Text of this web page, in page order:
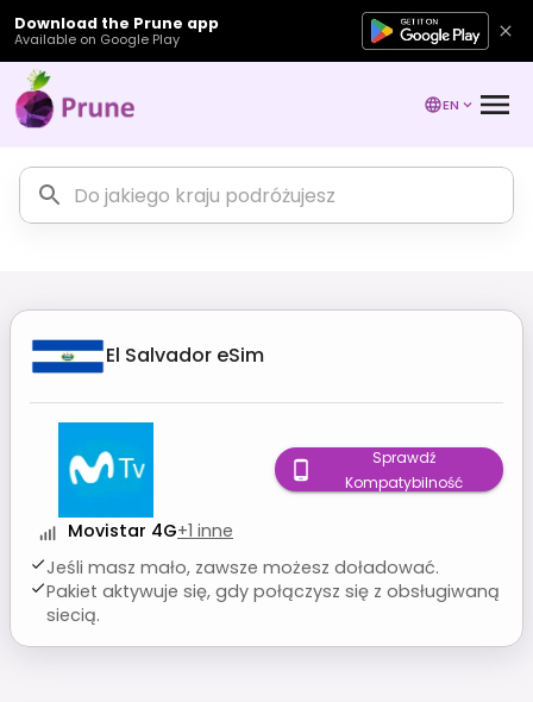
Download the Prune app
Available on Google Play
EN
El Salvador eSim
Movistar 4G+1 inne
Jeśli masz mało, zawsze możesz doładować.
Pakiet aktywuje się, gdy połączysz się z obsługiwaną
siecią.
Sprawdź
Kompatybilność